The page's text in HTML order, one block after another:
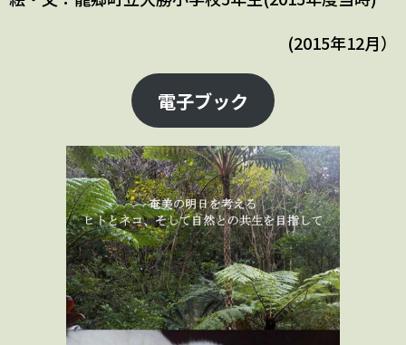
(2015年12月）
電子ブック